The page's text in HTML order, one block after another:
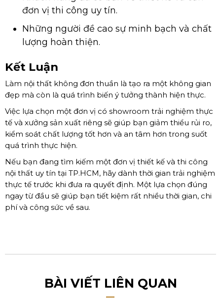
đơn vị thi công uy tín.
Những người đề cao sự minh bạch và chất
lượng hoàn thiện.
Kết Luận
Làm nội thất không đơn thuần là tạo ra một không gian
đẹp mà còn là quá trình biến ý tưởng thành hiện thực.
Việc lựa chọn một đơn vị có showroom trải nghiệm thực
tế và xưởng sản xuất riêng sẽ giúp bạn giảm thiểu rủi ro,
kiểm soát chất lượng tốt hơn và an tâm hơn trong suốt
quá trình thực hiện.
Nếu bạn đang tìm kiếm một đơn vị thiết kế và thi công
nội thất uy tín tại TP.HCM, hãy dành thời gian trải nghiệm
thực tế trước khi đưa ra quyết định. Một lựa chọn đúng
ngay từ đầu sẽ giúp bạn tiết kiệm rất nhiều thời gian, chi
phí và công sức về sau.
BÀI VIẾT LIÊN QUAN